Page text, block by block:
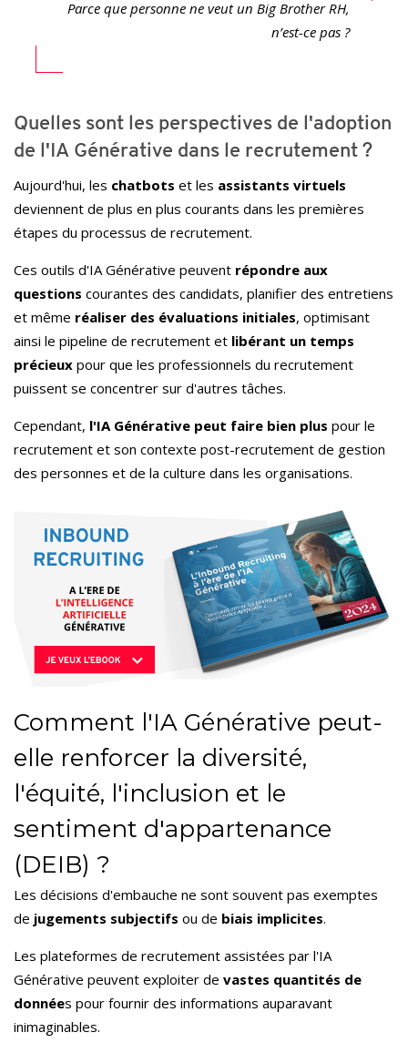
Parce que personne ne veut un Big Brother RH,
n’est-ce pas ?
Quelles sont les perspectives de l'adoption
de l'IA Générative dans le recrutement ?
Aujourd'hui, les chatbots et les assistants virtuels
deviennent de plus en plus courants dans les premières
étapes du processus de recrutement.
Ces outils d'IA Générative peuvent répondre aux
questions courantes des candidats, planifier des entretiens
et même réaliser des évaluations initiales, optimisant
ainsi le pipeline de recrutement et libérant un temps
précieux pour que les professionnels du recrutement
puissent se concentrer sur d'autres tâches.
Cependant, l'IA Générative peut faire bien plus pour le
recrutement et son contexte post-recrutement de gestion
des personnes et de la culture dans les organisations.
Comment l'IA Générative peut-
elle renforcer la diversité,
l'équité, l'inclusion et le
sentiment d'appartenance
(DEIB) ?
Les décisions d'embauche ne sont souvent pas exemptes
de jugements subjectifs ou de biais implicites.
Les plateformes de recrutement assistées par l'IA
Générative peuvent exploiter de vastes quantités de
données pour fournir des informations auparavant
inimaginables.